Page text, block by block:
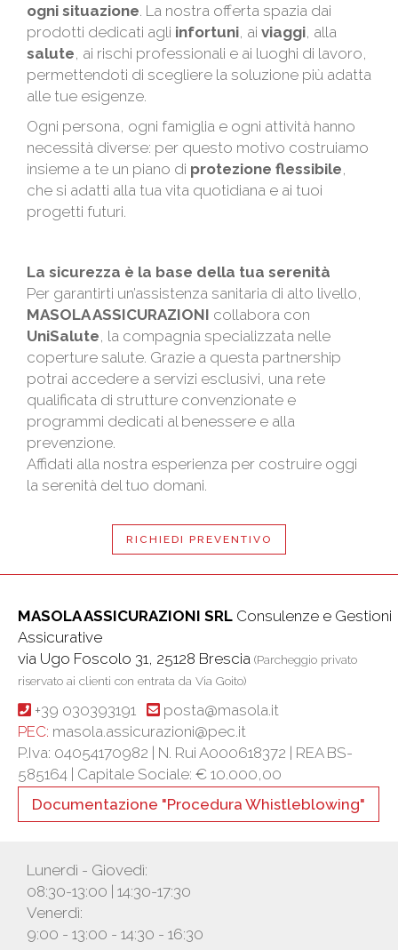
ogni situazione. La nostra offerta spazia dai
prodotti dedicati agli infortuni, ai viaggi, alla
salute, ai rischi professionali e ai luoghi di lavoro,
permettendoti di scegliere la soluzione più adatta
alle tue esigenze.
Ogni persona, ogni famiglia e ogni attività hanno
necessità diverse: per questo motivo costruiamo
insieme a te un piano di protezione flessibile,
che si adatti alla tua vita quotidiana e ai tuoi
progetti futuri.
La sicurezza è la base della tua serenità
Per garantirti un’assistenza sanitaria di alto livello,
MASOLA ASSICURAZIONI collabora con
UniSalute, la compagnia specializzata nelle
coperture salute. Grazie a questa partnership
potrai accedere a servizi esclusivi, una rete
qualificata di strutture convenzionate e
programmi dedicati al benessere e alla
prevenzione.
Affidati alla nostra esperienza per costruire oggi
la serenità del tuo domani.
RICHIEDI PREVENTIVO
MASOLA ASSICURAZIONI SRL Consulenze e Gestioni
Assicurative
via Ugo Foscolo 31, 25128 Brescia (Parcheggio privato
riservato ai clienti con entrata da Via Goito)
+39 030393191
posta@masola.it
PEC: masola.assicurazioni@pec.it
P.Iva: 04054170982 | N. Rui A000618372 | REA BS-
585164 | Capitale Sociale: € 10.000,00
Documentazione "Procedura Whistleblowing"
Lunerdì - Giovedì:
08:30-13:00 | 14:30-17:30
Venerdì:
9:00 - 13:00 - 14:30 - 16:30